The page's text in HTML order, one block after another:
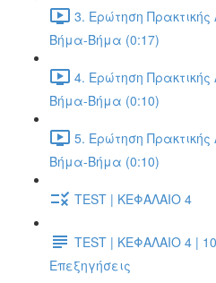
3. Ερώτηση
Βήμα-Βήμα (0:17)
4. Ερώτηση
Βήμα-Βήμα (0:10)
5. Ερώτηση
Βήμα-Βήμα (0:10)
TEST | ΚΕΦΑΛΑΙΟ 4
TEST | ΚΕΦΑΛΑΙΟ 4 |
Επεξηγήσεις